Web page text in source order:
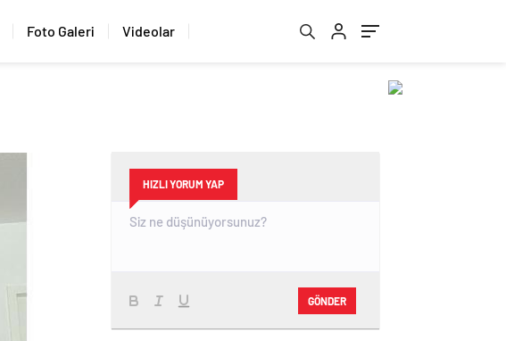
Foto Galeri Videolar
HIZLI YORUM YAP
GÖNDER